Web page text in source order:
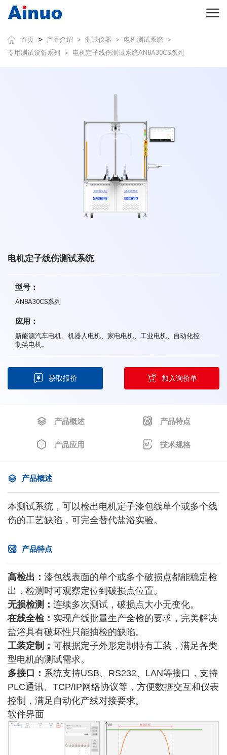
首页 > 产品介绍 > 测试仪器 > 电机测试系统 >
专用测试设备系列
> 电机定子线伤测试系统AN8A30CS系列
电机定子线伤测试系统
型号：
AN8A30CS系列
应用：
新能源汽车电机、机器人电机、家电电机、工业电机、自动化控
制类电机。
获取报价 加入询价单
产品概述 产品特点
产品应用 技术规格
产品概述
本测试系统，可以检出电机定子漆包线单个或多个线
伤的工艺缺陷，可完全替代盐浴实验。
产品特点
高检出： 漆包线表面的单个或多个破损点都能稳定检
出，检测时可观察定位到破损点位置。
无损检测： 连续多次测试，破损点大小无变化。
在线全检： 实现产线批量生产全检的要求，完美解决
盐浴具有破坏性只能抽检的缺陷。
工装定制： 可根据定子外形定制特有工装，满足各类
型电机的测试需求。
多接口： 系统支持USB、RS232、LAN等接口，支持
PLC通讯、TCP/IP网络协议等，方便数据交互和仪表
控制，满足自动化产线对接要求。
软件界面